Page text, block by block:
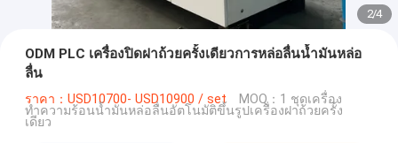
2/4
ODM PLC เครื่องปิดฝาถ้วยครั้งเดียวการหล่อลื่นน้ำมันหล่อ
ลื่น
ราคา：USD10700- USD10900 / set MOQ：1 ชุดเครื่อง
ทำความร้อนน้ำมันหล่อลื่นอัตโนมัติขึ้นรูปเครื่องฝาถ้วยครั้ง
เดียว